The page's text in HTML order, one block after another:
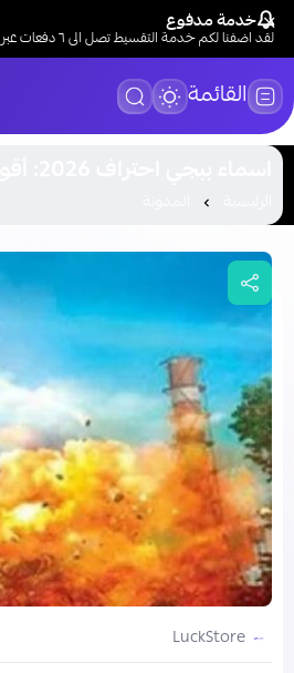
خدمة مدفوع
لقد اضفنا لكم خدمة التقسيط تصل الى ٦ دفعات عبر مدفوع
القائمة
LuckStore